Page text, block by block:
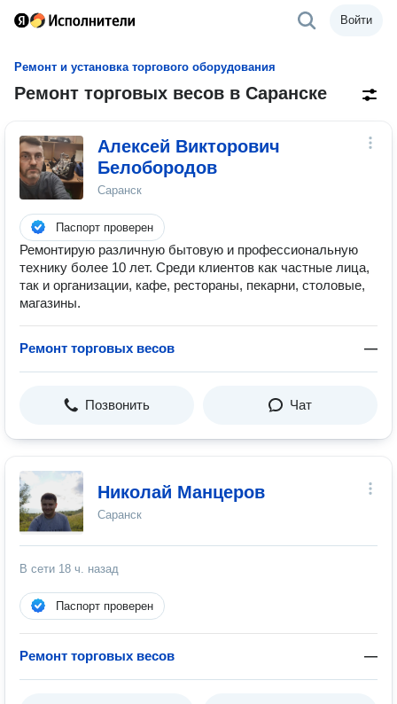
Войти
Ремонт и установка торгового оборудования
Ремонт торговых весов в Саранске
Алексей Викторович
Белобородов
Саранск
Паспорт проверен
Ремонтирую различную бытовую и профессиональную
технику более 10 лет. Среди клиентов как частные лица,
так и организации, кафе, рестораны, пекарни, столовые,
магазины.
Ремонт торговых весов —
Позвонить Чат
Николай Манцеров
Саранск
В сети 18 ч. назад
Паспорт проверен
Ремонт торговых весов —